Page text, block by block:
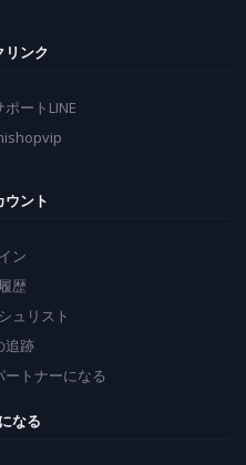
リンク
ートLINE
ウント
ン
歴
ュリスト
追跡
ートナーになる
なる